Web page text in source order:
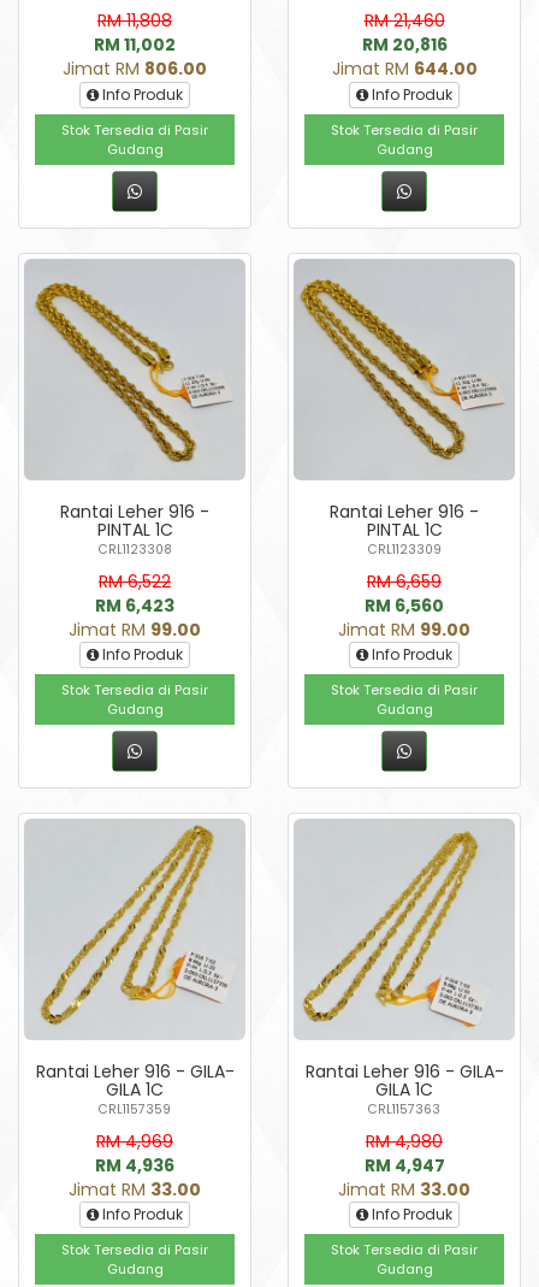
RM 11,808
RM 11,002
Jimat RM 806.00
Info Produk
Stok Tersedia di Pasir
Gudang
RM 21,460
RM 20,816
Jimat RM 644.00
Info Produk
Stok Tersedia di Pasir
Gudang
Rantai Leher 916 -
PINTAL 1C
CRL1123308
RM 6,522
RM 6,423
Jimat RM 99.00
Info Produk
Stok Tersedia di Pasir
Gudang
Rantai Leher 916 -
PINTAL 1C
CRL1123309
RM 6,659
RM 6,560
Jimat RM 99.00
Info Produk
Stok Tersedia di Pasir
Gudang
Rantai Leher 916 - GILA-
GILA 1C
CRL1157359
RM 4,969
RM 4,936
Jimat RM 33.00
Info Produk
Stok Tersedia di Pasir
Gudang
Rantai Leher 916 - GILA-
GILA 1C
CRL1157363
RM 4,980
RM 4,947
Jimat RM 33.00
Info Produk
Stok Tersedia di Pasir
Gudang